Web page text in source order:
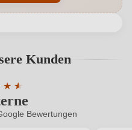
Schwane, Erlachhof 7, 97332
Volkach, Deutschland
Bitte loggen Sie sich
Kunde?
Kunden
★ ★
★
Bewertung von 4.7
Bewertungen